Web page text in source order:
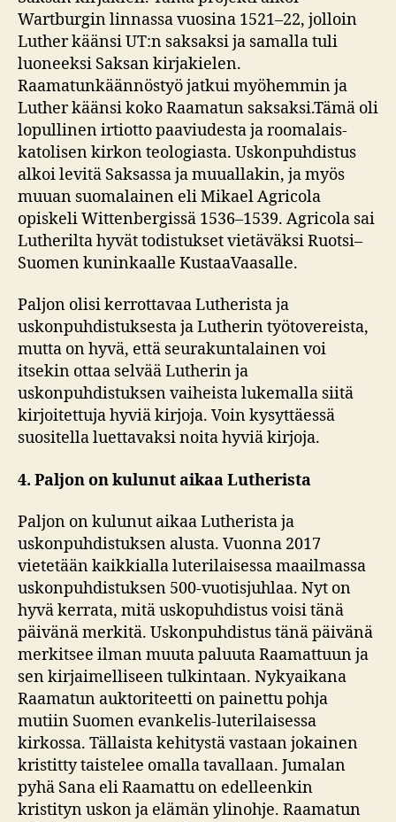
Wartburgin linnassa vuosina 1521–22, jolloin
Luther käänsi UT:n saksaksi ja samalla tuli
luoneeksi Saksan kirjakielen.
Raamatunkäännöstyö jatkui myöhemmin ja
Luther käänsi koko Raamatun saksaksi.Tämä oli
lopullinen irtiotto paaviudesta ja roomalais-
katolisen kirkon teologiasta. Uskonpuhdistus
alkoi levitä Saksassa ja muuallakin, ja myös
muuan suomalainen eli Mikael Agricola
opiskeli Wittenbergissä 1536–1539. Agricola sai
Lutherilta hyvät todistukset vietäväksi Ruotsi–
Suomen kuninkaalle KustaaVaasalle.
Paljon olisi kerrottavaa Lutherista ja
uskonpuhdistuksesta ja Lutherin työtovereista,
mutta on hyvä, että seurakuntalainen voi
itsekin ottaa selvää Lutherin ja
uskonpuhdistuksen vaiheista lukemalla siitä
kirjoitettuja hyviä kirjoja. Voin kysyttäessä
suositella luettavaksi noita hyviä kirjoja.
4. Paljon on kulunut aikaa Lutherista
Paljon on kulunut aikaa Lutherista ja
uskonpuhdistuksen alusta. Vuonna 2017
vietetään kaikkialla luterilaisessa maailmassa
uskonpuhdistuksen 500-vuotisjuhlaa. Nyt on
hyvä kerrata, mitä uskopuhdistus voisi tänä
päivänä merkitä. Uskonpuhdistus tänä päivänä
merkitsee ilman muuta paluuta Raamattuun ja
sen kirjaimelliseen tulkintaan. Nykyaikana
Raamatun auktoriteetti on painettu pohja
mutiin Suomen evankelis-luterilaisessa
kirkossa. Tällaista kehitystä vastaan jokainen
kristitty taistelee omalla tavallaan. Jumalan
pyhä Sana eli Raamattu on edelleenkin
kristityn uskon ja elämän ylinohje. Raamatun